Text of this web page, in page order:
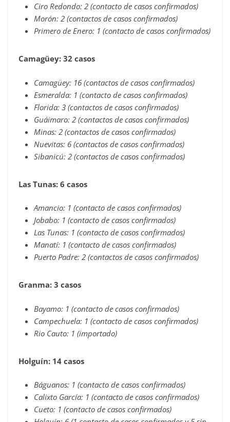
Ciro Redondo: 2 (contacto de casos confirmados)
Morón: 2 (contactos de casos confirmados)
Primero de Enero: 1 (contacto de casos confirmados)
Camagüey: 32 casos
Camagüey: 16 (contactos de casos confirmados)
Esmeralda: 1 (contacto de casos confirmados)
Florida: 3 (contactos de casos confirmados)
Guáimaro: 2 (contactos de casos confirmados)
Minas: 2 (contactos de casos confirmados)
Nuevitas: 6 (contactos de casos confirmados)
Sibanicú: 2 (contactos de casos confirmados)
Las Tunas: 6 casos
Amancio: 1 (contacto de casos confirmados)
Jobabo: 1 (contacto de casos confirmados)
Las Tunas: 1 (contacto de casos confirmados)
Manatí: 1 (contacto de casos confirmados)
Puerto Padre: 2 (contactos de casos confirmados)
Granma: 3 casos
Bayamo: 1 (contacto de casos confirmados)
Campechuela: 1 (contacto de casos confirmados)
Rio Cauto: 1 (importado)
Holguín: 14 casos
Báguanos: 1 (contacto de casos confirmados)
Calixto García: 1 (contacto de casos confirmados)
Cueto: 1 (contacto de casos confirmados)